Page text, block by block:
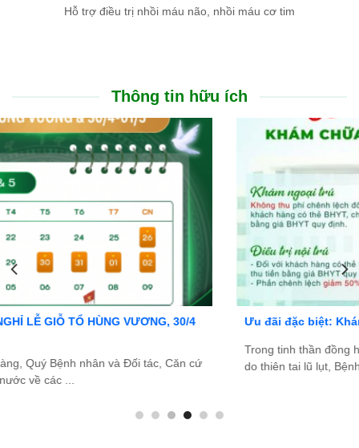
Hỗ trợ điều trị nhồi máu não, nhồi máu cơ tim
Thông tin hữu ích
Ưu đãi đặc biệt: Khám chữa bệnh áp dụng BHYT
Trong tinh thần đồng hành cùng người dân vượt qua khó khăn
do thiên tai lũ lụt, Bệnh viện Bình Dân ...